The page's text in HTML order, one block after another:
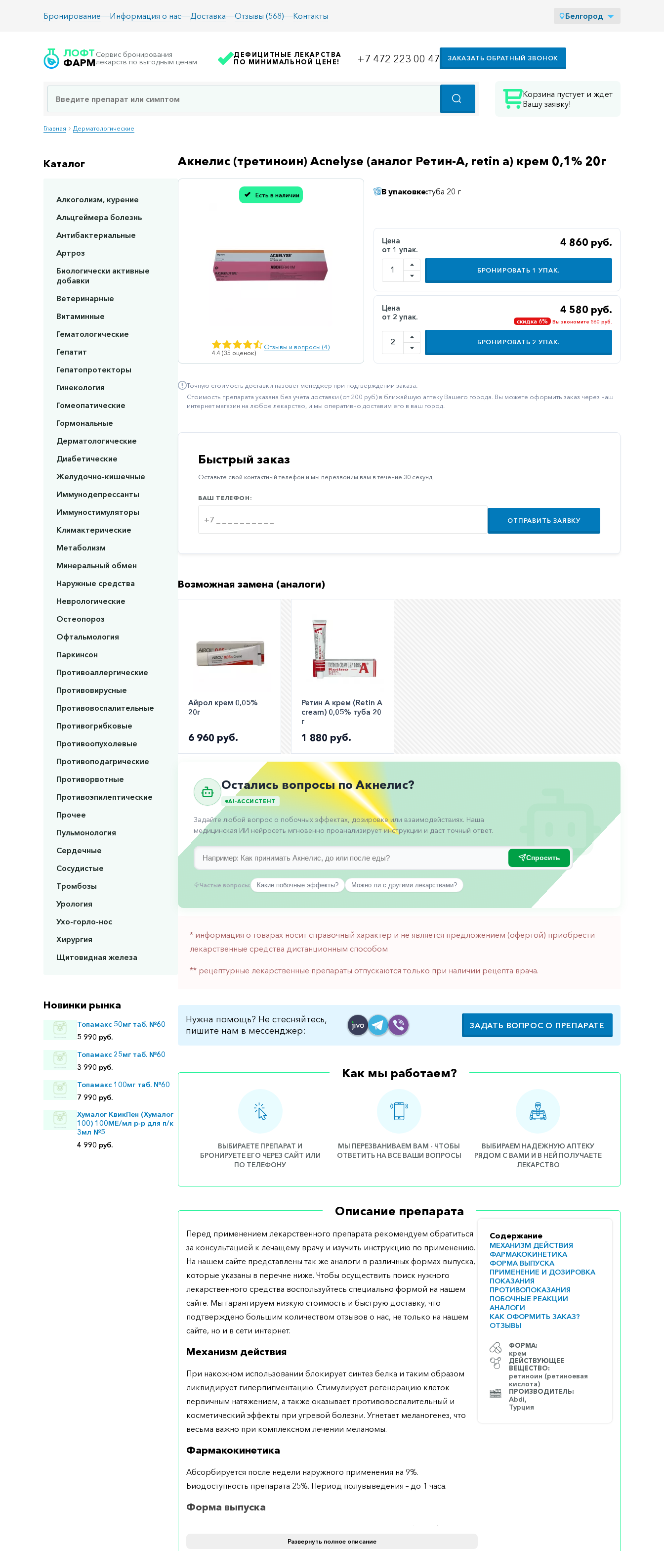
Бронирование Информация о нас Доставка Отзывы (568) Контакты Белгород
ЛОФТ
ФАРМ
Сервис бронирования
лекарств по выгодным ценам
Корзина пустует и ждет
Вашу заявку!
ДЕФИЦИТНЫЕ ЛЕКАРСТВА
ПО МИНИМАЛЬНОЙ ЦЕНЕ!
+7 472 223 00 47 ЗАКАЗАТЬ ОБРАТНЫЙ ЗВОНОК
Главная Дерматологические
Каталог
Алкоголизм, курение
Альцгеймера болезнь
Антибактериальные
Артроз
Биологически активные
добавки
Ветеринарные
Витаминные
Гематологические
Гепатит
Гепатопротекторы
Гинекология
Гомеопатические
Гормональные
Дерматологические
Диабетические
Желудочно-кишечные
Иммунодепрессанты
Иммуностимуляторы
Климактерические
Метаболизм
Минеральный обмен
Наружные средства
Неврологические
Остеопороз
Офтальмология
Паркинсон
Противоаллергические
Противовирусные
Противовоспалительные
Противогрибковые
Противоопухолевые
Противоподагрические
Противорвотные
Противоэпилептические
Прочее
Пульмонология
Сердечные
Сосудистые
Тромбозы
Урология
Ухо-горло-нос
Хирургия
Щитовидная железа
Новинки рынка
Топамакс 50мг таб. №60
5 990 руб.
Топамакс 25мг таб. №60
3 990 руб.
Топамакс 100мг таб. №60
7 990 руб.
Хумалог КвикПен (Хумалог
100) 100МЕ/мл р-р для п/к
3мл №5
4 990 руб.
Акнелис (третиноин) Acnelyse (аналог Ретин-А, retin a) крем 0,1% 20г
Есть в наличии
4.4 (35 оценок)
Отзывы и вопросы (4)
Спасибо, мы учли Вашу оценку!
В упаковке:туба 20 г
Цена
от 1 упак.
4 860 руб.
БРОНИРОВАТЬ 1 УПАК.
Цена
от 2 упак.
4 580 руб.
скидка 6% Вы экономите 560 руб.
БРОНИРОВАТЬ 2 УПАК.
Точную стоимость доставки назовет менеджер при подтверждении заказа.
Стоимость препарата указана без учёта доставки (от 200 руб) в ближайшую аптеку Вашего города. Вы можете оформить заказ через наш
интернет магазин на любое лекарство, и мы оперативно доставим его в ваш город.
Быстрый заказ
Оставьте свой контактный телефон и мы перезвоним вам в течение 30 секунд.
ВАШ ТЕЛЕФОН:
ОТПРАВИТЬ ЗАЯВКУ
Возможная замена (аналоги)
Айрол крем 0,05%
20г
6 960 руб.
Ретин А крем (Retin A
cream) 0,05% туба 20
г
1 880 руб.
Остались вопросы по Акнелис?
AI-АССИСТЕНТ
Задайте любой вопрос о побочных эффектах, дозировке или взаимодействиях. Наша
медицинская ИИ нейросеть мгновенно проанализирует инструкции и даст точный ответ.
Спросить
Частые вопросы: Какие побочные эффекты? Можно ли с другими лекарствами?
* информация о товарах носит справочный характер и не является предложением (офертой) приобрести
лекарственные средства дистанционным способом
** рецептурные лекарственные препараты отпускаются только при наличии рецепта врача.
Нужна помощь? Не стесняйтесь,
пишите нам в мессенджер:
ЗАДАТЬ ВОПРОС О ПРЕПАРАТЕ
Как мы работаем?
ВЫБИРАЕТЕ ПРЕПАРАТ И
БРОНИРУЕТЕ ЕГО ЧЕРЕЗ САЙТ ИЛИ
ПО ТЕЛЕФОНУ
МЫ ПЕРЕЗВАНИВАЕМ ВАМ - ЧТОБЫ
ОТВЕТИТЬ НА ВСЕ ВАШИ ВОПРОСЫ
ВЫБИРАЕМ НАДЕЖНУЮ АПТЕКУ
РЯДОМ С ВАМИ И В НЕЙ ПОЛУЧАЕТЕ
ЛЕКАРСТВО
Описание препарата
Содержание
МЕХАНИЗМ ДЕЙСТВИЯ
ФАРМАКОКИНЕТИКА
ФОРМА ВЫПУСКА
ПРИМЕНЕНИЕ И ДОЗИРОВКА
ПОКАЗАНИЯ
ПРОТИВОПОКАЗАНИЯ
ПОБОЧНЫЕ РЕАКЦИИ
АНАЛОГИ
КАК ОФОРМИТЬ ЗАКАЗ?
ОТЗЫВЫ
ФОРМА:
крем
ДЕЙСТВУЮЩЕЕ
ВЕЩЕСТВО:
ретиноин (ретиноевая
кислота)
ПРОИЗВОДИТЕЛЬ:
Abdi,
Турция
Перед применением лекарственного препарата рекомендуем обратиться
за консультацией к лечащему врачу и изучить инструкцию по применению.
На нашем сайте представлены так же аналоги в различных формах выпуска,
которые указаны в перечне ниже. Чтобы осуществить поиск нужного
лекарственного средства воспользуйтесь специально формой на нашем
сайте. Мы гарантируем низкую стоимость и быструю доставку, что
подтверждено большим количеством отзывов о нас, не только на нашем
сайте, но и в сети интернет.
Механизм действия
При накожном использовании блокирует синтез белка и таким образом
ликвидирует гиперпигментацию. Стимулирует регенерацию клеток
первичным натяжением, а также оказывает противовоспалительный и
косметический эффекты при угревой болезни. Угнетает меланогенез, что
весьма важно при комплексном лечении меланомы.
Фармакокинетика
Абсорбируется после недели наружного применения на 9%.
Биодоступность препарата 25%. Период полувыведения – до 1 часа.
Форма выпуска
Выпускается в виде крема для наружного применения 0,1% в тюбике 20 г.
Развернуть полное описание